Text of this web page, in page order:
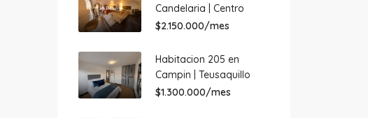
Candelaria | Centro
$2.150.000/mes
Habitacion 205 en
Campin | Teusaquillo
$1.300.000/mes